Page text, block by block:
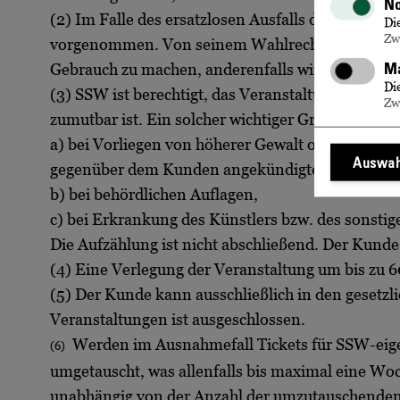
(2) Im Falle des ersatzlosen Ausfalls der
vorgenommen. Von seinem Wahlrecht hat der
Gebrauch zu machen, anderenfalls wird SSW
(3) SSW ist berechtigt, das
zumutbar ist. Ein solcher wichtiger Grund liegt
a) bei Vorliegen von höherer Gewalt oder
gegenüber dem Kunden angekündigten Form
b) bei behördlichen Auflagen,
c) bei Erkrankung des Künstlers bzw. des
Die Aufzählung ist nicht abschließend. Der
(4) Eine Verlegung der Veranstaltung um bis zu
(5) Der Kunde kann ausschließlich in den
Veranstaltungen ist ausgeschlossen.
(6) Werden im Ausnahmefall Tickets für SSW-
umgetauscht, was allenfalls bis maximal eine